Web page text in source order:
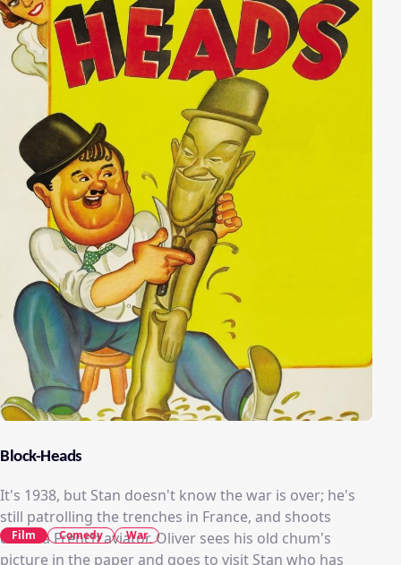
Block-Heads
It's 1938, but Stan doesn't know the war is over; he's
still patrolling the trenches in France, and shoots
down a French aviator. Oliver sees his old chum's
picture in the paper and goes to visit Stan who has
Film Comedy War